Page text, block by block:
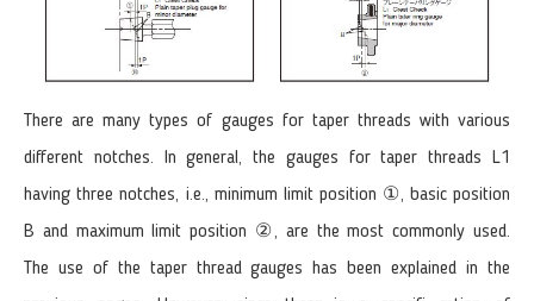
There are many types of gauges for taper threads with various
different notches. In general, the gauges for taper threads L1
having three notches, i.e., minimum limit position ①, basic position
B and maximum limit position ②, are the most commonly used.
The use of the taper thread gauges has been explained in the